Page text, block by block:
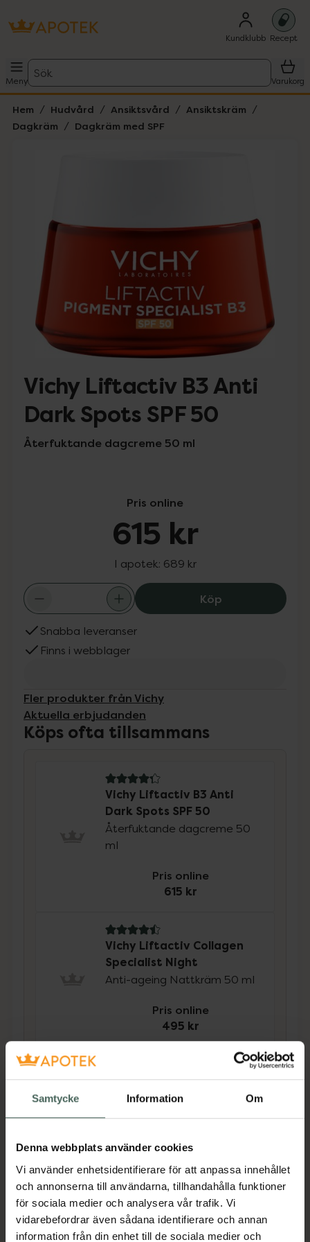
Samtycke Information Om
Denna webbplats använder cookies
Vi använder enhetsidentifierare för att anpassa innehållet
och annonserna till användarna, tillhandahålla funktioner
för sociala medier och analysera vår trafik. Vi
vidarebefordrar även sådana identifierare och annan
information från din enhet till de sociala medier och
Kundklubb Recept
Meny
Sök
Varukorg
Hem Hudvård Ansiktsvård
Ansiktskräm
Dagkräm
Dagkräm med SPF
Vichy Liftactiv B3 Anti
Dark Spots SPF 50
Återfuktande dagcreme 50 ml
Pris online
615 kr
I apotek: 689 kr
KöpVichy Liftactiv
Snabba leveranser
Finns i webblager
Fler produkter från Vichy
Aktuella erbjudanden
Köps ofta tillsammans
4.3 av 5 i omdöme
Vichy Liftactiv B3 Anti
Dark Spots SPF 50
Återfuktande dagcreme 50
ml
Pris online
615 kr
4.5 av 5 i omdöme
Vichy Liftactiv Collagen
Specialist Night
Anti-ageing Nattkräm 50 ml
Pris online
495 kr
Köp båda för
Köp båda
LIFTACTIV B3 ANTI DARK SPOTS DAGCREME
SPF50 kombinerar de avancerade anti-age
effekterna av Niacinamid (vitamin B3) och
peptider med bredspektrigt SPF50 som